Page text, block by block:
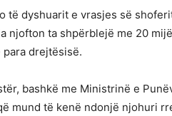
të dyshuarit e vrasjes së
njofton ta shpërblejë me 20
drejtësisë.
bashkë me Ministrinë e
mund të kenë ndonjë njohuri